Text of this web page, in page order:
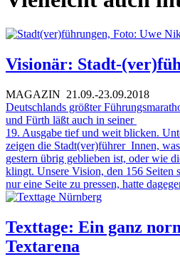
Visionär: Stadt-
MAGAZIN 21.09.-23.09.2018
Deutschlands größter
und Fürth läßt auch in seiner
19. Ausgabe tief und weit blicken.
zeigen die Stadt(ver)führer_Innen,
gestern übrig geblieben ist, oder wie
klingt. Unsere Vision, den 156 Seiten
nur eine Seite zu pressen, hatte
Texttage: Ein ganz
Textarena